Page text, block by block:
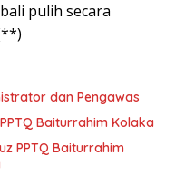
pulih secara
dan Pengawas
Baiturrahim Kolaka
PPTQ Baiturrahim